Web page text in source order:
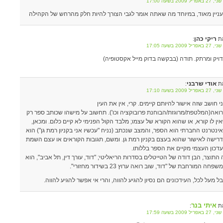
מאוד, במיוחד מה שאתה אומר לגבי הצורך להיות חלק מהרחש של הקהילה
ריקי כהן:
2009 בשעה 17:05
ומרתק. תודה (בבקשה בדוק מייל אקסטופיה)
אודי שרבני:
2009 בשעה 17:10
חושב שזה אישור להיותם קיימים. קרי, אין את העין
מרוגזת/הבוחנת פרובוקציה וכו'). תחשוב על מישהו שכותב ספר רק
לו קורא, או שהוא הקורא של עצמו; מלבד הקול הפנימי לא קיים כלום. ומכאן,
החברתי הוא הספר, והמצב שנכתב (נניח "עכשיו אני בקניון רמת גן") הוא
לאישור שהוא בעצם בקניון רמת גן. ומשם, תגובות הקוראים או עצם השמת
העצמי מקיים את הספר בללותו.
התוצר, הבן דודה של הטייטלים בסדרות הריאליטי; "דוד, עורך דין, תל אביב", הוא
המורחבת של "דוד, שוב רואה ערוץ 23 בשידור מחזורי".
מעל לכל, העידכונים הם נסיון להגיע להווה, והרי אי אפשר להגיע להווה.
איתי בנר:
2009 בשעה 17:59